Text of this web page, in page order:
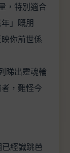
，特別適合
」嘅朋
你前世係
睇出靈魂輪
，難怪今
經識跳芭